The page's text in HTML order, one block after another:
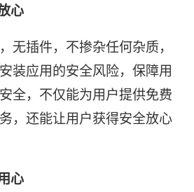
心
无插件，不掺杂任何杂质，
装应用的安全风险，保障用
全，不仅能为用户提供免费
，还能让用户获得安全放心
心